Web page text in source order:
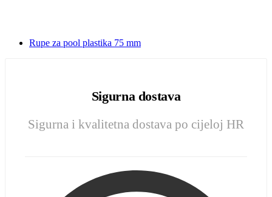
Rupe za pool plastika 75 mm
Sigurna dostava
Sigurna i kvalitetna dostava po cijeloj HR